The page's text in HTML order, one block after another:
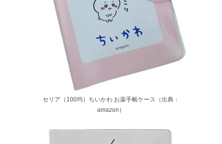
セリア（100均）ちいかわ お薬手帳ケース（出典：
amazon）